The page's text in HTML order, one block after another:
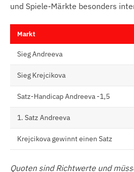
und Spiele-Märkte besonders
Markt
Sieg Andreeva
Sieg Krejcikova
Satz-Handicap Andreeva -1,5
1. Satz Andreeva
Krejcikova gewinnt einen Satz
Quoten sind Richtwerte und